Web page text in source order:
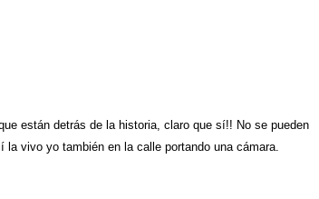
están detrás de la historia, claro que sí!! No se pueden
vivo yo también en la calle portando una cámara.